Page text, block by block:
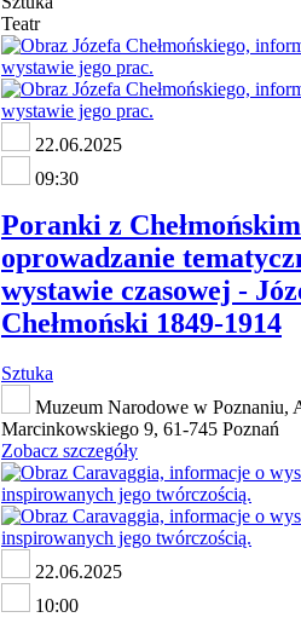
Teatr
22.06.2025
09:30
Poranki z
oprowadzanie
wystawie czasowej -
Chełmoński 1849-1914
Sztuka
Muzeum Narodowe w Poznaniu,
Marcinkowskiego 9, 61-745 Poznań
Zobacz szczegóły
22.06.2025
10:00